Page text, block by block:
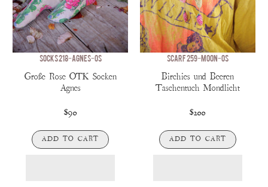
SOCKS 218-AGNES-OS
Große Rose OTK Socken
Agnes
$90
ADD TO CART
SCARF 259-MOON-OS
Birchies und Beeren
Taschentuch Mondlicht
$200
ADD TO CART